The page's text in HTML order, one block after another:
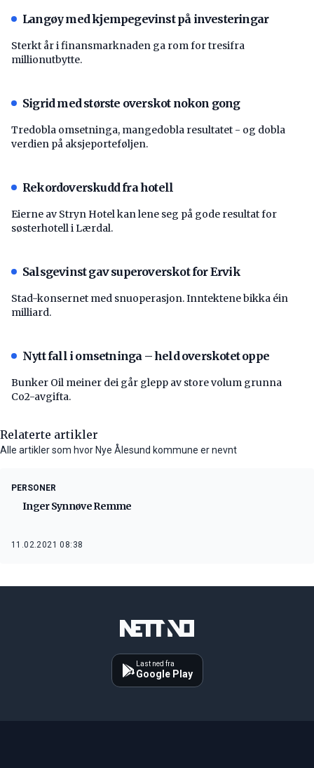
Langøy med kjempegevinst på investeringar
Sterkt år i finansmarknaden ga rom for tresifra
millionutbytte.
Sigrid med største overskot nokon gong
Tredobla omsetninga, mangedobla resultatet - og dobla
verdien på aksjeporteføljen.
Rekordoverskudd fra hotell
Eierne av Stryn Hotel kan lene seg på gode resultat for
søsterhotell i Lærdal.
Salsgevinst gav superoverskot for Ervik
Stad-konsernet med snuoperasjon. Inntektene bikka éin
milliard.
Nytt fall i omsetninga – held overskotet oppe
Bunker Oil meiner dei går glepp av store volum grunna
Co2-avgifta.
Relaterte artikler
Alle artikler som hvor Nye Ålesund kommune er nevnt
PERSONER
Inger Synnøve Remme
11.02.2021 08:38
Last ned fra
Google Play